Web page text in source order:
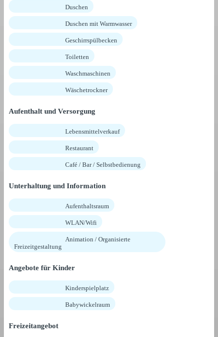
Duschen
Duschen mit Warmwasser
Geschirrspülbecken
Toiletten
Waschmaschinen
Wäschetrockner
Aufenthalt und Versorgung
Lebensmittelverkauf
Restaurant
Café / Bar / Selbstbedienung
Unterhaltung und Information
Aufenthaltsraum
WLAN/Wifi
Animation / Organisierte
Freizeitgestaltung
Angebote für Kinder
Kinderspielplatz
Babywickelraum
Freizeitangebot